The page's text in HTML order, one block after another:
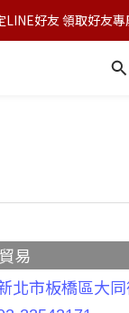
品牌慶：5倍回饋祭｜
LINE好友 領取好友
品牌慶：5倍回饋祭
易
北市板橋區大